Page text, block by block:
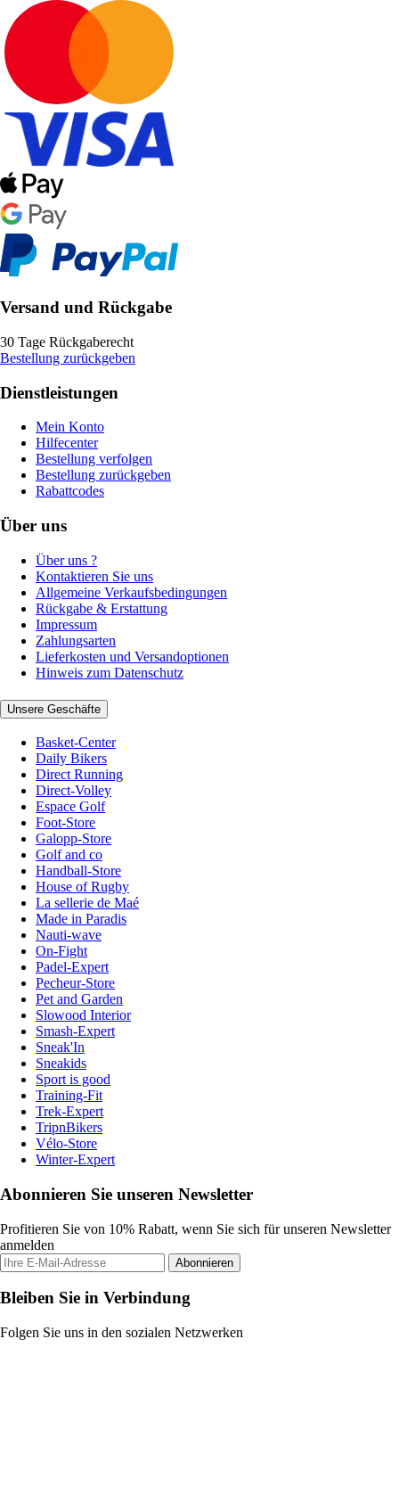
Versand und Rückgabe
30 Tage Rückgaberecht
Bestellung zurückgeben
Dienstleistungen
Mein Konto
Hilfecenter
Bestellung verfolgen
Bestellung zurückgeben
Rabattcodes
Über uns
Über uns ?
Kontaktieren Sie uns
Allgemeine Verkaufsbedingungen
Rückgabe & Erstattung
Impressum
Zahlungsarten
Lieferkosten und Versandoptionen
Hinweis zum Datenschutz
Unsere Geschäfte
Basket-Center
Daily Bikers
Direct Running
Direct-Volley
Espace Golf
Foot-Store
Galopp-Store
Golf and co
Handball-Store
House of Rugby
La sellerie de Maé
Made in Paradis
Nauti-wave
On-Fight
Padel-Expert
Pecheur-Store
Pet and Garden
Slowood Interior
Smash-Expert
Sneak'In
Sneakids
Sport is good
Training-Fit
Trek-Expert
TripnBikers
Vélo-Store
Winter-Expert
Abonnieren Sie unseren Newsletter
Profitieren Sie von 10% Rabatt, wenn Sie sich für unseren Newsletter
anmelden
Abonnieren
Bleiben Sie in Verbindung
Folgen Sie uns in den sozialen Netzwerken